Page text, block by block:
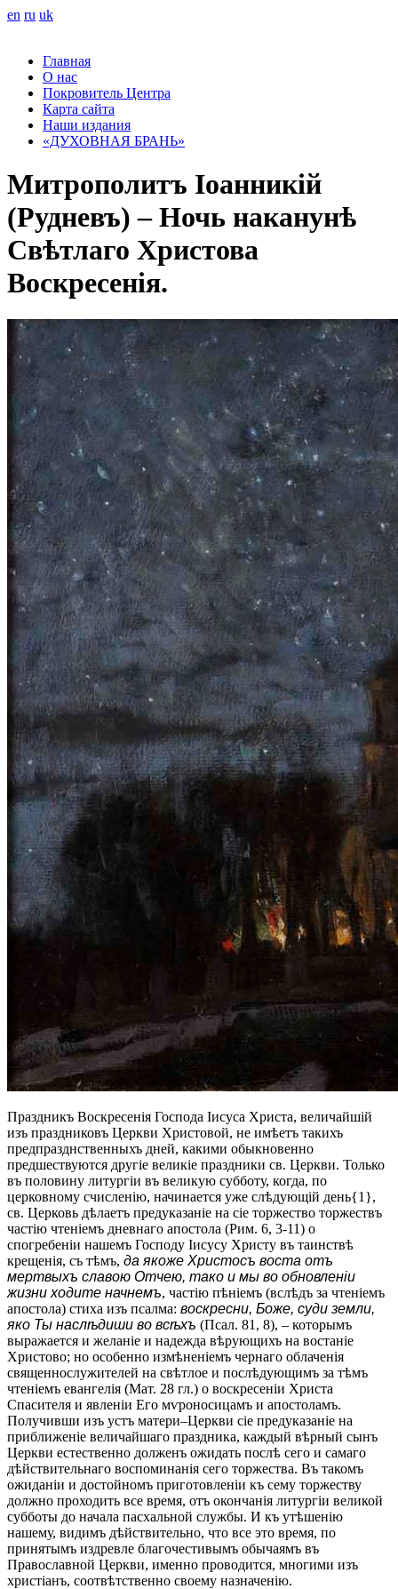
en ru uk
Главная
О нас
Покровитель Центра
Карта сайта
Наши издания
«ДУХОВНАЯ БРАНЬ»
Митрополитъ Іоанникій
(Рудневъ) – Ночь наканунѣ
Свѣтлаго Христова
Воскресенія.
Праздникъ Воскресенія Господа Іисуса Христа, величайшій
изъ праздниковъ Церкви Христовой, не имѣетъ такихъ
предпразднственныхъ дней, какими обыкновенно
предшествуются другіе великіе праздники св. Церкви. Только
въ половину литургіи въ великую субботу, когда, по
церковному счисленію, начинается уже слѣдующій день{1},
св. Церковь дѣлаетъ предуказаніе на сіе торжество торжествъ
частію чтеніемъ дневнаго апостола (Рим. 6, 3-11) о
спогребеніи нашемъ Господу Іисусу Христу въ таинствѣ
крещенія, съ тѣмъ, да якоже Христосъ воста отъ
мертвыхъ славою Отчею, тако и мы во обновленіи
жизни ходите начнемъ, частію пѣніемъ (вслѣдъ за чтеніемъ
апостола) стиха изъ псалма: воскресни, Боже, суди земли,
яко Ты наслѣдиши во всѣхъ (Псал. 81, 8), – которымъ
выражается и желаніе и надежда вѣрующихъ на востаніе
Христово; но особенно измѣненіемъ чернаго облаченія
священнослужителей на свѣтлое и послѣдующимъ за тѣмъ
чтеніемъ евангелія (Мат. 28 гл.) о воскресеніи Христа
Спасителя и явленіи Его мѵроносицамъ и апостоламъ.
Получивши изъ устъ матери–Церкви сіе предуказаніе на
приближеніе величайшаго праздника, каждый вѣрный сынъ
Церкви естественно долженъ ожидать послѣ сего и самаго
дѣйствительнаго воспоминанія сего торжества. Въ такомъ
ожиданіи и достойномъ приготовленіи къ сему торжеству
должно проходить все время, отъ окончанія литургіи великой
субботы до начала пасхальной службы. И къ утѣшенію
нашему, видимъ дѣйствительно, что все это время, по
принятымъ издревле благочестивымъ обычаямъ въ
Православной Церкви, именно проводится, многими изъ
христіанъ, соотвѣтственно своему назначенію.